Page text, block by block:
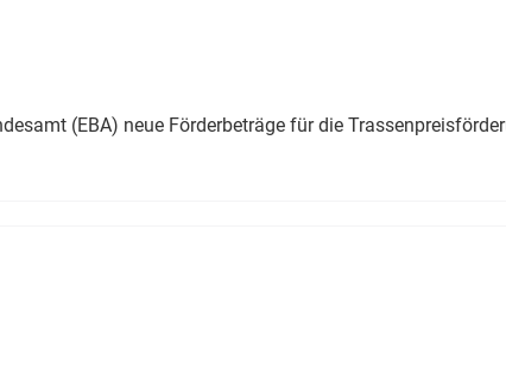
(EBA) neue Förderbeträge für die